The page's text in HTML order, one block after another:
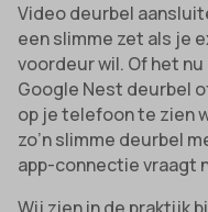
Video deurbel
een slimme zet als je
voordeur wil. Of het
Google Nest deurbel
op je telefoon te zien
zo’n slimme deurbel
app-connectie vraagt